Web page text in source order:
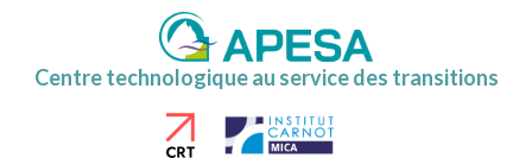
Centre technologique au service des transitions